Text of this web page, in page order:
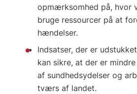
opmærksomhed på, hvor
bruge ressourcer på at
hændelser.
Indsatser, der er
kan sikre, at der er
af sundhedsydelser og
tværs af landet.